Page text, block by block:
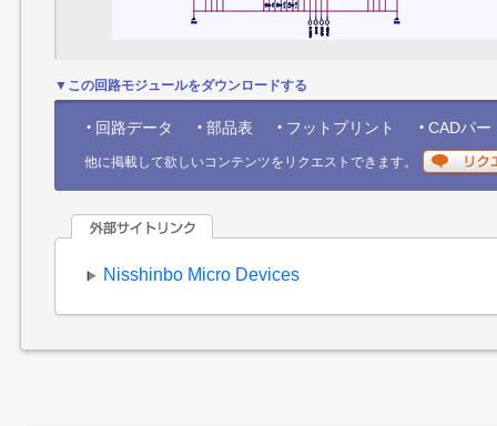
・LDO5 0.9-3.5V Max 200mA （初期
値3.3V)
・LDORTC2 0.9-3.5V Max 10mA (常時
On)
・過電流保護、短絡保護機能.
●4チャンネル GPIO
・外付け部品向けCE信号（パワーオン
・ハードリセット信号
ON/OFF（PartsMode時のみ）
▼この回路モジュールをダウンロードする
回路データ 部品表 フットプリント CADパー
他に掲載して欲しいコンテンツをリクエストできます。
Nisshinbo Micro Devices